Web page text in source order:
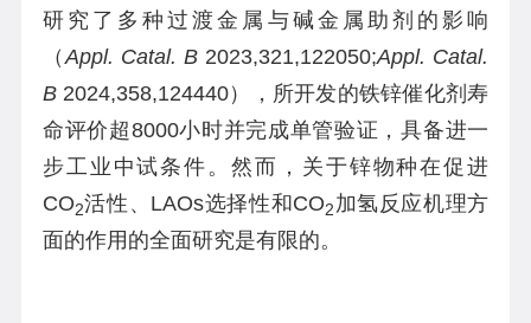
研究了多种过渡金属与碱金属助剂的影响
（Appl. Catal. B 2023,321,122050;Appl. Catal.
B2024,358,124440），所开发的铁锌催化剂寿
命评价超8000小时并完成单管验证，具备进一
步工业中试条件。然而，关于锌物种在促进
CO2活性、LAOs选择性和CO2 加氢反应机理方
面的作用的全面研究是有限的。